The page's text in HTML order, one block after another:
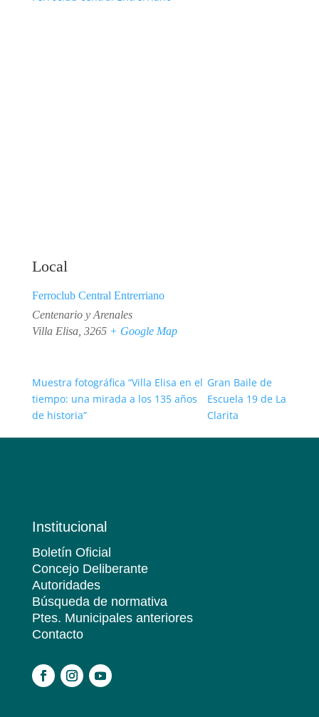
Local
Ferroclub Central Entrerriano
Centenario y Arenales
Villa Elisa, 3265 + Google Map
Muestra fotográfica “Villa Elisa en el
tiempo: una mirada a los 135 años
de historia”
Gran Baile de
Escuela 19 de La
Clarita
Institucional
Boletín Oficial
Concejo Deliberante
Autoridades
Búsqueda de normativa
Ptes. Municipales anteriores
Contacto